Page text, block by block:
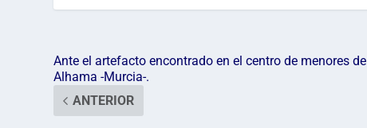
Ante el artefacto encontrado en el centro de menores de
Alhama -Murcia-.
ANTERIOR